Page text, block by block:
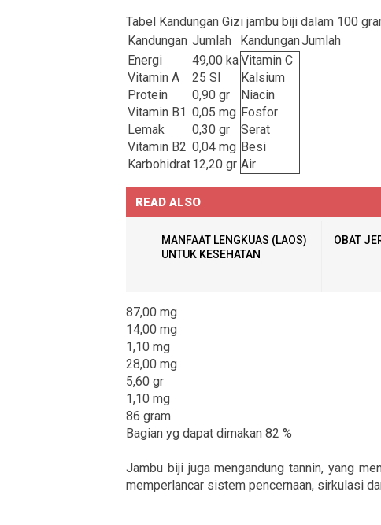
Tabel Kandungan Gizi jambu biji dalam 100
Kandungan Jumlah KandunganJumlah
Energi
Vitamin A
Protein
Vitamin B1
Lemak
Vitamin B2
Karbohidrat
49,00 ka
25 SI
0,90 gr
0,05 mg
0,30 gr
0,04 mg
12,20 gr
Vitamin C
Kalsium
Niacin
Fosfor
Serat
Besi
Air
READ ALSO
MANFAAT LENGKUAS (LAOS)
UNTUK KESEHATAN
OBAT
87,00 mg
14,00 mg
1,10 mg
28,00 mg
5,60 gr
1,10 mg
86 gram
Bagian yg dapat dimakan 82 %
Jambu biji juga mengandung tannin, yang
memperlancar sistem pencernaan, sirkulasi